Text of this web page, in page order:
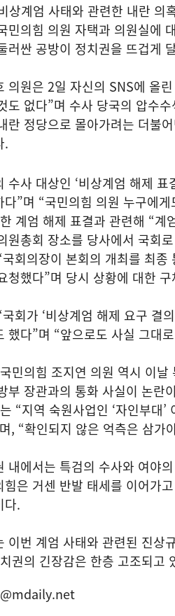
상계엄 사태와 관련한 내란
민의힘 의원 자택과 의원실에
러싼 공방이 정치권을 뜨겁게
의원은 2일 자신의 SNS에 올
도 없다”며 수사 당국의 압수
란 정당으로 몰아가려는 더불
.
수사 대상인 ‘비상계엄 해제
다”며 “국민의힘 의원 누구에
계엄 해제 표결과 관련해 “계
원총회 장소를 당사에서 국회
회의장이 본회의 개최를 최
청했다”며 당시 상황에 대한
회가 ‘비상계엄 해제 요구 결
했다”며 “앞으로도 사실 그대
민의힘 조지연 의원 역시 이
부 장관과의 통화 사실이 논란
“지역 숙원사업인 ‘자인부대
, “확인되지 않은 억측은 삼가
내에서는 특검의 수사와 여야
힘은 거센 반발 태세를 이어가
다.
이번 계엄 사태와 관련된 진상
권의 긴장감은 한층 고조되고